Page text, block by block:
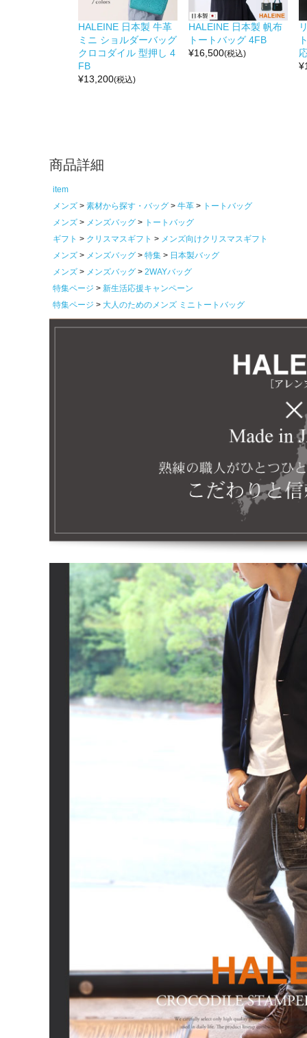
HALEINE 日本製 牛革
ミニ ショルダーバッグ
クロコダイル 型押し 4
FB
¥13,200(税込)
HALEINE 日本製 帆布
トートバッグ 4FB
¥16,500(税込)
¥
商品詳細
item
メンズ
素材から探す・バッグ 牛革
トートバッグ
メンズ
メンズバッグ
トートバッグ
ギフト
クリスマスギフト
メンズ向けクリスマスギフト
メンズ
メンズバッグ 特集
日本製バッグ
メンズ
メンズバッグ
2WAYバッグ
特集ページ
新生活応援キャンペーン
特集ページ
大人のためのメンズ ミニトートバッグ